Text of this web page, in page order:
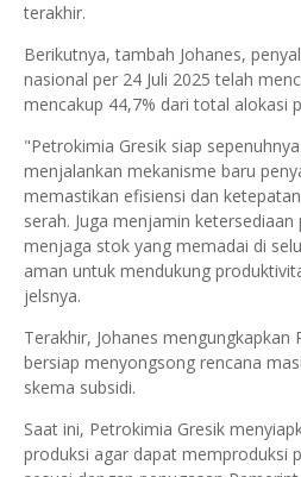
terakhir.
Berikutnya, tambah Johanes,
nasional per 24 Juli 2025 telah
mencakup 44,7% dari total alokasi
"Petrokimia Gresik siap
menjalankan mekanisme baru
memastikan efisiensi dan
serah. Juga menjamin
menjaga stok yang memadai di
aman untuk mendukung
jelsnya.
Terakhir, Johanes mengungkapkan
bersiap menyongsong rencana
skema subsidi.
Saat ini, Petrokimia Gresik
produksi agar dapat memproduksi